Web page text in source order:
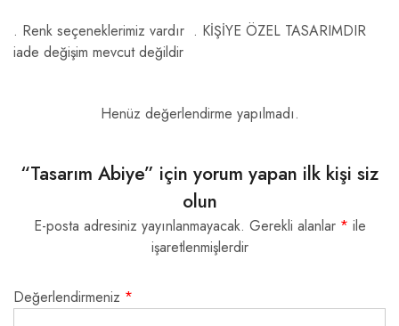
. Renk seçeneklerimiz vardır . KİŞİYE ÖZEL TASARIMDIR
iade değişim mevcut değildir
Henüz değerlendirme yapılmadı.
“Tasarım Abiye” için yorum yapan ilk kişi siz
olun
E-posta adresiniz yayınlanmayacak. Gerekli alanlar * ile
işaretlenmişlerdir
Değerlendirmeniz *